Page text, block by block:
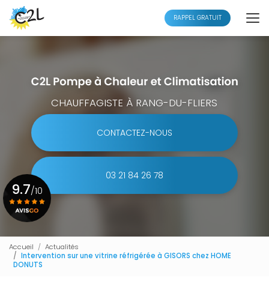
Aller
au
contenu
principal
RAPPEL GRATUIT
CHAUFFAGISTE À RANG-DU-FLIERS
CONTACTEZ-NOUS
03 21 84 26 78
9.7/10
Accueil
Actualités
Intervention sur une vitrine réfrigérée à GISORS chez HOME
DONUTS